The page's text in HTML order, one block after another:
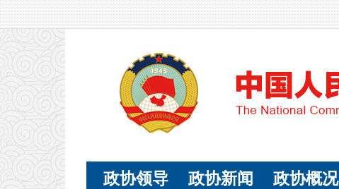
政协领导 政协新闻 政协概况